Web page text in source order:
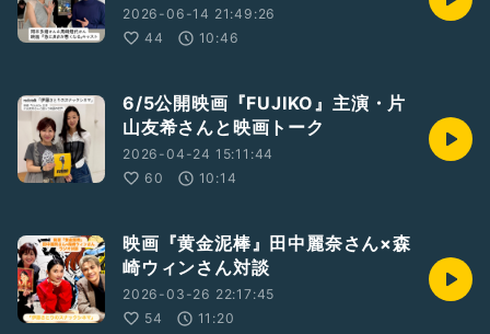
2026-06-14 21:49:26
44
10:46
6/5公開映画『FUJIKO』主演・片
山友希さんと映画トーク
2026-04-24 15:11:44
60
10:14
映画『黄金泥棒』田中麗奈さん×森
崎ウィンさん対談
2026-03-26 22:17:45
54
11:20